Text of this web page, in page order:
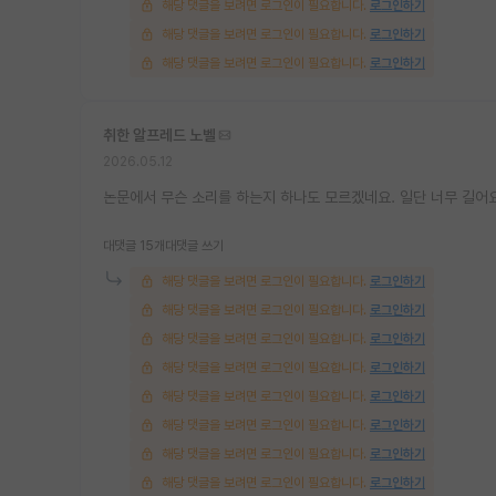
해당 댓글을 보려면 로그인이 필요합니다. 로그인하기
해당 댓글을 보려면 로그인이 필요합니다. 로그인하기
해당 댓글을 보려면 로그인이 필요합니다. 로그인하기
취한 알프레드 노벨
논문에서 무슨 소리를 하는지 하나도 모르겠네요. 일단 너무 길어
대댓글 15개 대댓글 쓰기
해당 댓글을 보려면 로그인이 필요합니다. 로그인하기
해당 댓글을 보려면 로그인이 필요합니다. 로그인하기
해당 댓글을 보려면 로그인이 필요합니다. 로그인하기
해당 댓글을 보려면 로그인이 필요합니다. 로그인하기
해당 댓글을 보려면 로그인이 필요합니다. 로그인하기
해당 댓글을 보려면 로그인이 필요합니다. 로그인하기
해당 댓글을 보려면 로그인이 필요합니다. 로그인하기
해당 댓글을 보려면 로그인이 필요합니다. 로그인하기